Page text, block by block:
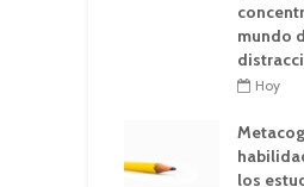
mundo
Hoy
los